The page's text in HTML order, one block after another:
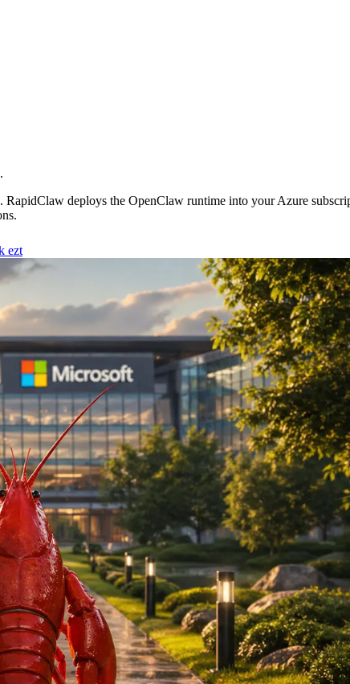
deploys the OpenClaw runtime into your Azure
ezt